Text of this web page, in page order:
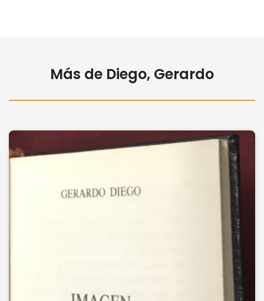
Más de Diego, Gerardo